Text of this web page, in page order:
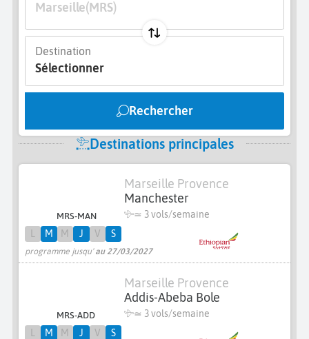
Marseille(MRS)
Destination
Sélectionner
Rechercher
Destinations principales
MRS-MAN
Marseille Provence
Manchester
≃ 3 vols/semaine
programme jusqu'au 27/03/2027
M M J V S
MRS-ADD
Marseille Provence
Addis-Abeba Bole
≃ 3 vols/semaine
M M J V S